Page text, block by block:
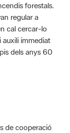
forestals.
regular a
cal cercar-lo
immediat
dels anys 60
de cooperació